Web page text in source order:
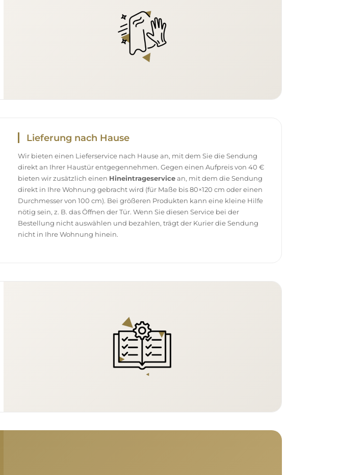
Lieferung nach Hause
Wir bieten einen Lieferservice nach Hause an, mit dem Sie die Sendung
direkt an Ihrer Haustür entgegennehmen. Gegen einen Aufpreis von 40 €
bieten wir zusätzlich einen Hineintrageservicean, mit dem die Sendung
direkt in Ihre Wohnung gebracht wird (für Maße bis 80×120 cm oder einen
Durchmesser von 100 cm). Bei größeren Produkten kann eine kleine Hilfe
nötig sein, z. B. das Öffnen der Tür. Wenn Sie diesen Service bei der
Bestellung nicht auswählen und bezahlen, trägt der Kurier die Sendung
nicht in Ihre Wohnung hinein.